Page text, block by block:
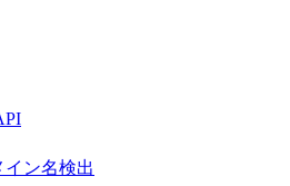
イン名検出